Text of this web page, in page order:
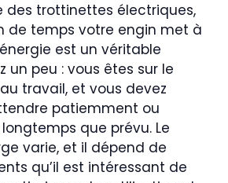
des trottinettes électriques,
de temps votre engin met à
est un véritable
un peu : vous êtes sur le
travail, et vous devez
patiemment ou
que prévu. Le
varie, et il dépend de
qu’il est intéressant de